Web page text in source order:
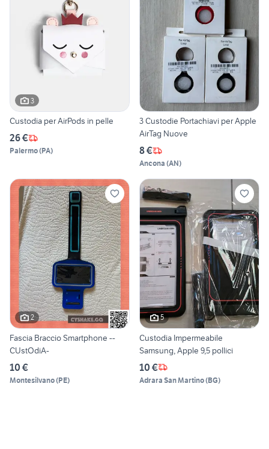
3
Custodia per AirPods in pelle
26 €
Palermo(PA)
3 Custodie Portachiavi per Apple
AirTag Nuove
8 €
Ancona (AN)
2
Fascia Braccio Smartphone --
CUstOdiA-
10 €
Montesilvano(PE)
5
Custodia Impermeabile
Samsung, Apple 9,5 pollici
10 €
Adrara San Martino(BG)